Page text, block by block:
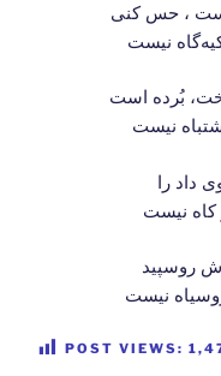
، حس کنی
نیست
بُرده است
نیست
داد را
کاه نیست
روسپید
نیست
POST VIEWS: